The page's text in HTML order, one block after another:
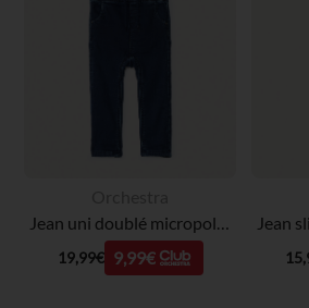
19,99€ 9,99€